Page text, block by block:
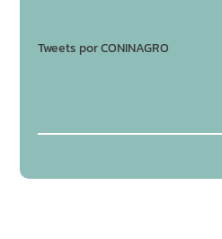
Tweets por CONINAGRO